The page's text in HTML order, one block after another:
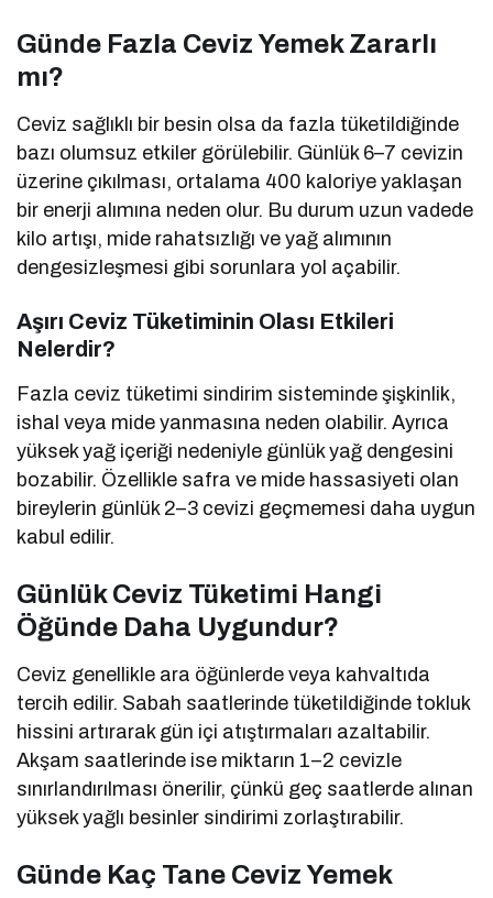
Günde Fazla Ceviz Yemek Zararlı
mı?
Ceviz sağlıklı bir besin olsa da fazla tüketildiğinde
bazı olumsuz etkiler görülebilir. Günlük 6–7 cevizin
üzerine çıkılması, ortalama 400 kaloriye yaklaşan
bir enerji alımına neden olur. Bu durum uzun vadede
kilo artışı, mide rahatsızlığı ve yağ alımının
dengesizleşmesi gibi sorunlara yol açabilir.
Aşırı Ceviz Tüketiminin Olası Etkileri
Nelerdir?
Fazla ceviz tüketimi sindirim sisteminde şişkinlik,
ishal veya mide yanmasına neden olabilir. Ayrıca
yüksek yağ içeriği nedeniyle günlük yağ dengesini
bozabilir. Özellikle safra ve mide hassasiyeti olan
bireylerin günlük 2–3 cevizi geçmemesi daha uygun
kabul edilir.
Günlük Ceviz Tüketimi Hangi
Öğünde Daha Uygundur?
Ceviz genellikle ara öğünlerde veya kahvaltıda
tercih edilir. Sabah saatlerinde tüketildiğinde tokluk
hissini artırarak gün içi atıştırmaları azaltabilir.
Akşam saatlerinde ise miktarın 1–2 cevizle
sınırlandırılması önerilir, çünkü geç saatlerde alınan
yüksek yağlı besinler sindirimi zorlaştırabilir.
Günde Kaç Tane Ceviz Yemek